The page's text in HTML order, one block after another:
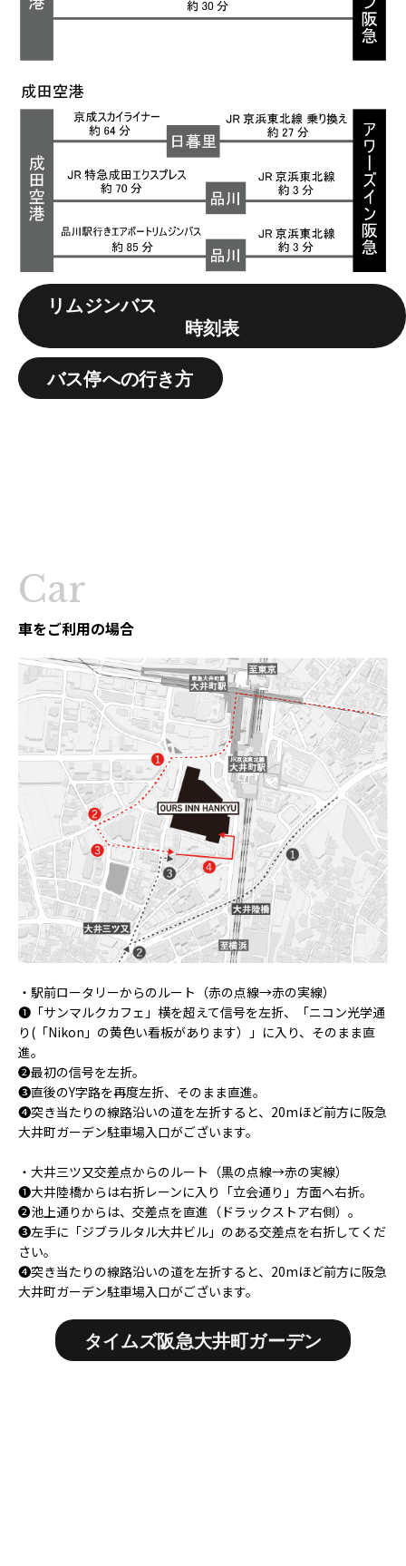
リムジンバス
時刻表
バス停への行き方
Car
車をご利用の場合
・駅前ロータリーからのルート（赤の点線→赤の実線）
❶「サンマルクカフェ」横を超えて信号を左折、「ニコン光学通
り(「Nikon」の黄色い看板があります）」に入り、そのまま直
進。
❷最初の信号を左折。
❸直後のY字路を再度左折、そのまま直進。
❹突き当たりの線路沿いの道を左折すると、20mほど前方に阪急
大井町ガーデン駐車場入口がございます。
・大井三ツ又交差点からのルート（黒の点線→赤の実線）
❶大井陸橋からは右折レーンに入り「立会通り」方面へ右折。
❷池上通りからは、交差点を直進（ドラックストア右側）。
❸左手に「ジブラルタル大井ビル」のある交差点を右折してくだ
さい。
❹突き当たりの線路沿いの道を左折すると、20mほど前方に阪急
大井町ガーデン駐車場入口がございます。
タイムズ阪急大井町ガーデン